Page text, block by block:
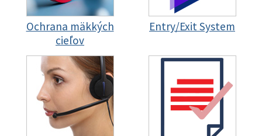
Ochrana mäkkých
cieľov
Entry/Exit System